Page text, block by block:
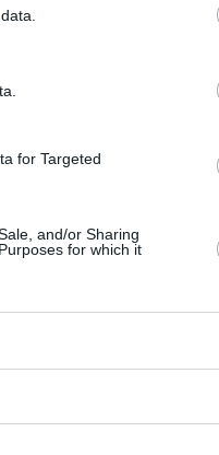
for Targeted
and/or Sharing
for which it
και μάθετε πρώτοι